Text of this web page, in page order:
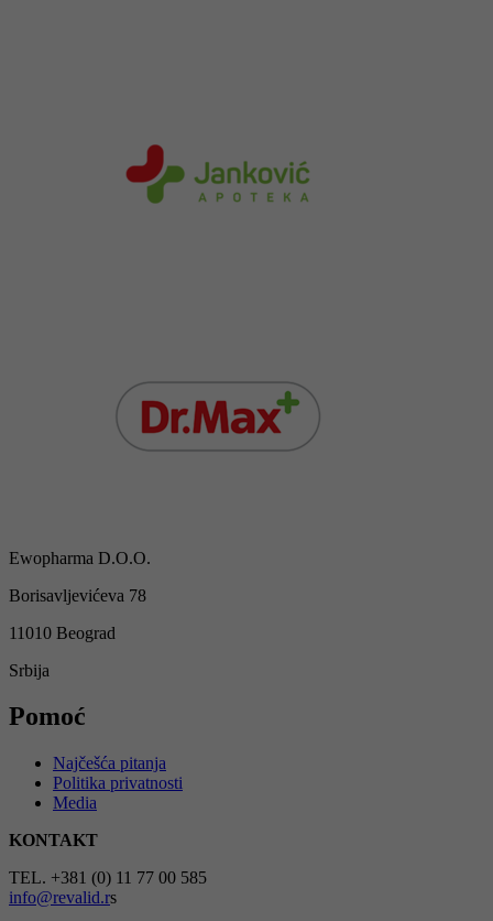
Ewopharma D.O.O.
Borisavljevićeva 78
11010 Beograd
Srbija
Pomoć
Najčešća pitanja
Politika privatnosti
Media
KONTAKT
TEL. +381 (0) 11 77 00 585
info@revalid.rs